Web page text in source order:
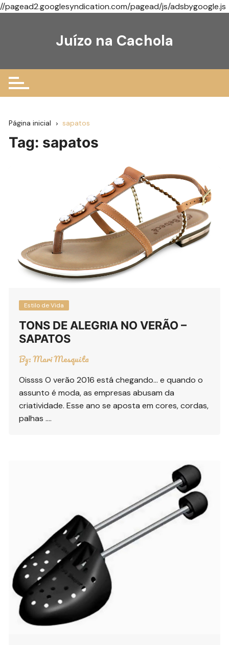
//pagead2.googlesyndication.com/pagead/js/adsbygoogle.js
Juízo na Cachola
Página inicial sapatos
Tag: sapatos
Estilo de Vida
TONS DE ALEGRIA NO VERÃO –
SAPATOS
By:Mari Mesquita
Oissss O verão 2016 está chegando… e quando o
assunto é moda, as empresas abusam da
criatividade. Esse ano se aposta em cores, cordas,
palhas ….